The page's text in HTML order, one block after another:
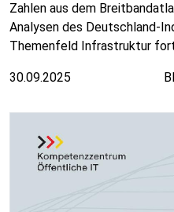
Zahlen aus dem
Analysen des Deutschland-
Themenfeld Infrastruktur
30.09.2025